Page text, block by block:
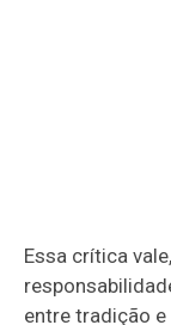
Essa crítica
entre tradição